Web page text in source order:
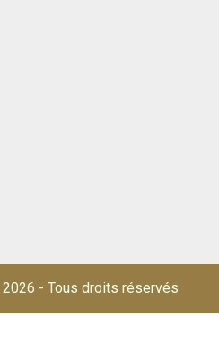
- Tous droits réservés